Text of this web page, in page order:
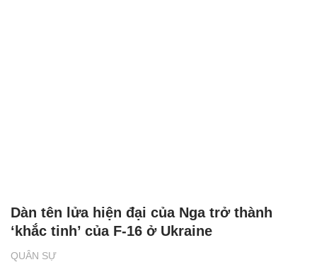
QUÂN SỰ
Dàn tên lửa hiện đại của Nga trở thành
‘khắc tinh’ của F-16 ở Ukraine